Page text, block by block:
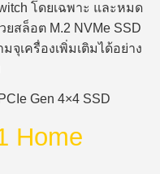
โดยเฉพาะ และหมด
ยสล็อต M.2 NVMe SSD
เครื่องเพิ่มเติมได้อย่าง
Gen 4×4 SSD
Home